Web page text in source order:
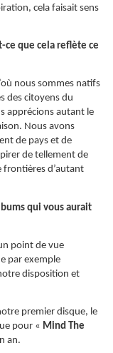
cela faisait sens
que cela reflète ce
nous sommes natifs
des citoyens du
apprécions autant le
Nous avons
de pays et de
de tellement de
frontières d’autant
qui vous aurait
point de vue
par exemple
disposition et
premier disque, le
pour « Mind The
an.